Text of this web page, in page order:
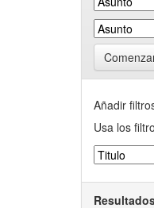
Añadir
Usa los